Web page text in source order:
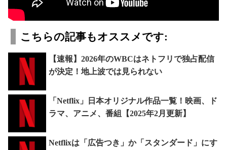
こちらの記事もオススメです:
【速報】2026年のWBCはネトフリで独占配信
が決定！地上波では見られない
「Netflix」日本オリジナル作品一覧！映画、ド
ラマ、アニメ、番組【2025年2月更新】
Netflixは「広告つき」か「スタンダード」にす